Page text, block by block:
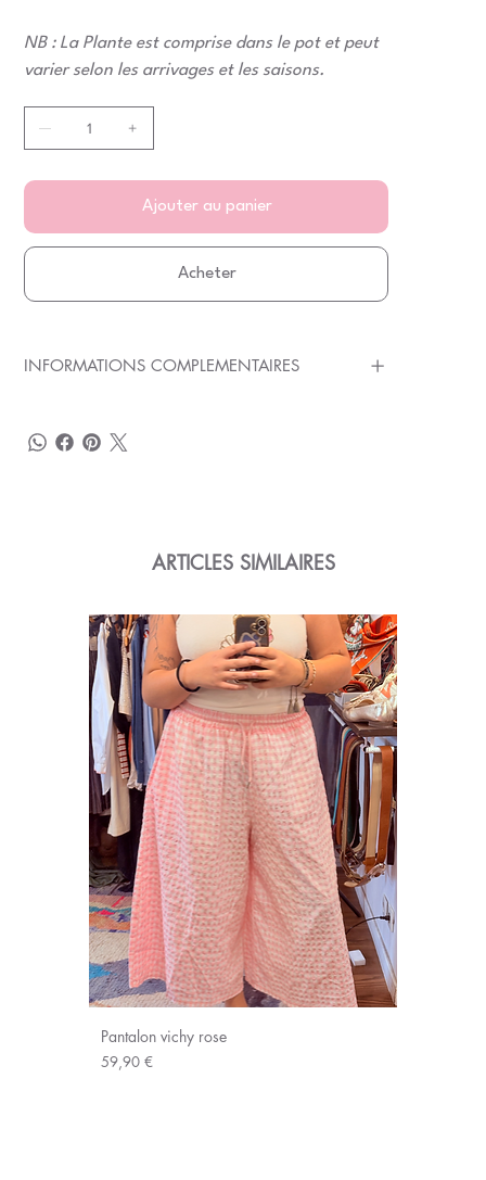
NB : La Plante est comprise dans le pot et peut
varier selon les arrivages et les saisons.
Ajouter au panier
Acheter
INFORMATIONS COMPLEMENTAIRES
ARTICLES SIMILAIRES
Pantalon vichy rose
Prix
59,90 €